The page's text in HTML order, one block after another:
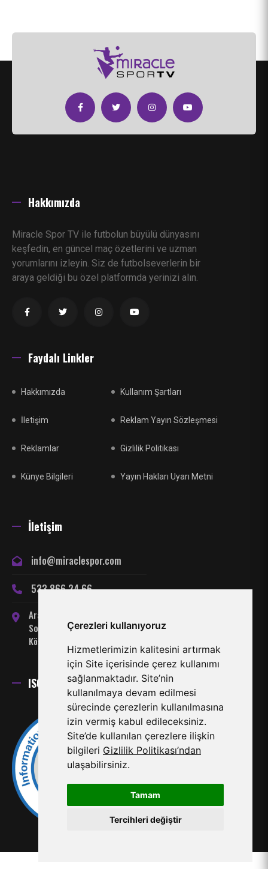
Çerezleri kullanıyoruz
Hizmetlerimizin kalitesini artırmak
için Site içerisinde çerez kullanımı
sağlanmaktadır. Site’nin
kullanılmaya devam edilmesi
sürecinde çerezlerin kullanılmasına
izin vermiş kabul edileceksiniz.
Site’de kullanılan çerezlere ilişkin
bilgileri Gizlilik Politikası’ndan
ulaşabilirsiniz.
Tamam
Tercihleri değiştir
Hakkımızda
Miracle Spor TV ile futbolun büyülü dünyasını
keşfedin, en güncel maç özetlerini ve uzman
yorumlarını izleyin. Siz de futbolseverlerin bir
araya geldiği bu özel platformda yerinizi alın.
Faydalı Linkler
Hakkımızda
İletişim
Reklamlar
Künye Bilgileri
Kullanım Şartları
Reklam Yayın Sözleşmesi
Gizlilik Politikası
Yayın Hakları Uyarı Metni
İletişim
info@miraclespor.com
533 866 24 66
Arabahmet Mahallesi, Server
Somuncuoğlu Sokak No:7
Köşklüçiftlik-Lefkoşa
ISO 27001 Sertifikası